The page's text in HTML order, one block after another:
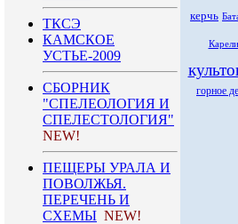
ТКСЭ
КАМСКОЕ
УСТЬЕ-2009
СБОРНИК
"СПЕЛЕОЛОГИЯ И
СПЕЛЕСТОЛОГИЯ"
NEW!
ПЕЩЕРЫ УРАЛА И
ПОВОЛЖЬЯ.
ПЕРЕЧЕНЬ И
СХЕМЫ NEW!
керчь
горное